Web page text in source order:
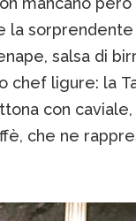
la sorprendente
salsa di
chef ligure: la
con
che ne